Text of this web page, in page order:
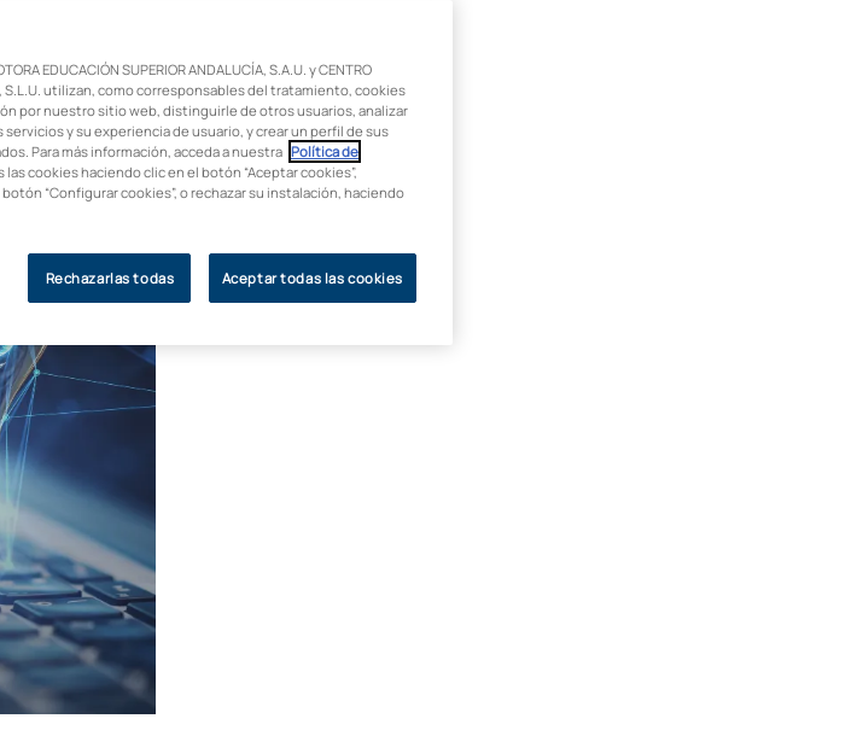
sirve y por qué
EDUCACIÓN SUPERIOR ANDALUCÍA, S.A.U. y CENTRO
S.L.U. utilizan, como corresponsables del tratamiento, cookies
por nuestro sitio web, distinguirle de otros usuarios, analizar
y su experiencia de usuario, y crear un perfil de sus
Para más información, acceda a nuestra Política de
cookies haciendo clic en el botón “Aceptar cookies”,
“Configurar cookies”, o rechazar su instalación, haciendo
Rechazarlas todas Aceptar todas las cookies